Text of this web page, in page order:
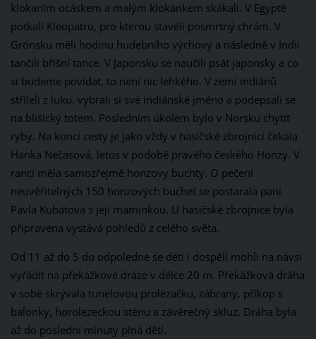
klokaním ocáskem a malým klokánkem skákali. V Egyptě
potkali Kleopatru, pro kterou stavěli posmrtný chrám. V
Grónsku měli hodinu hudebního výchovy a následně v Indii
tančili břišní tance. V Japonsku se naučili psát japonsky a co
si budeme povídat, to není nic lehkého. V zemi indiánů
stříleli z luku, vybrali si své indiánské jméno a podepsali se
na blišický totem. Posledním úkolem bylo v Norsku chytit
ryby. Na konci cesty je jako vždy v hasičské zbrojnici čekala
Hanka Nečasová, letos v podobě pravého českého Honzy. V
ranci měla samozřejmě honzovy buchty. O pečení
neuvěřitelných 150 honzových buchet se postarala paní
Pavla Kubátová s její maminkou. U hasičské zbrojnice byla
připravena vystává pohledů z celého světa.
Od 11 až do 5 do odpoledne se děti i dospělí mohli na návsi
vyřádit na překážkové dráze v délce 20 m. Překážková dráha
v sobě skrývala tunelovou prolézačku, zábrany, příkop s
balonky, horolezeckou stěnu a závěrečný skluz. Dráha byla
až do poslední minuty plná dětí.